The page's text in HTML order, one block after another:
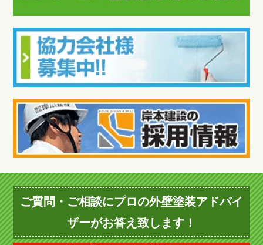
ご質問・ご相談にプロの外壁塗装アドバイ
ザーがお答え致します！